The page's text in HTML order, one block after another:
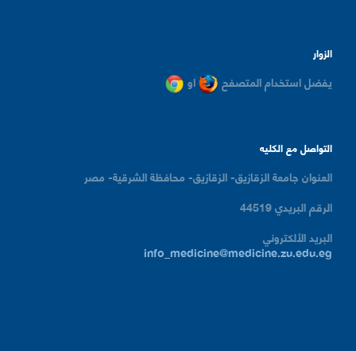
الزوار
يفضل استخدام المتصفح او
التواصل مع الكليه
العنوان جامعة الزقازيق- الزقازيق- محافظة الشرقية- مصر
الرقم البريدي44519
البريد الألكتروني
info_medicine@medicine.zu.edu.eg